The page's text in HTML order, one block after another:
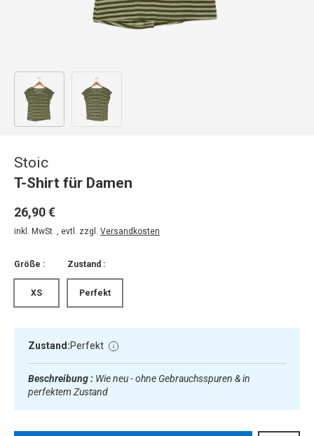
Bild 1 in Galerieansicht laden
Stoic
T-Shirt für Damen
26,90 €
inkl. MwSt. , evtl. zzgl. Versandkosten
Größe :
XS
Zustand :
Perfekt
Zustand:Perfekt
Beschreibung : Wie neu - ohne Gebrauchsspuren & in
perfektem Zustand